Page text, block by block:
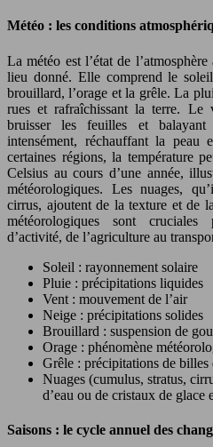
Météo : les conditions
La météo est l’état de
lieu donné. Elle comprend le
brouillard, l’orage et la grêle. La
rues et rafraîchissant la terre. Le
bruisser les feuilles et
intensément, réchauffant la peau
certaines régions, la température
Celsius au cours d’une année,
météorologiques. Les nuages,
cirrus, ajoutent de la texture et de
météorologiques sont
d’activité, de l’agriculture au
Soleil : rayonnement solaire
Pluie : précipitations liquides
Vent : mouvement de l’air
Neige : précipitations solides
Brouillard : suspension de
Orage : phénomène
Grêle : précipitations de billes
Nuages (cumulus, stratus,
d’eau ou de cristaux de glace
Saisons : le cycle annuel des